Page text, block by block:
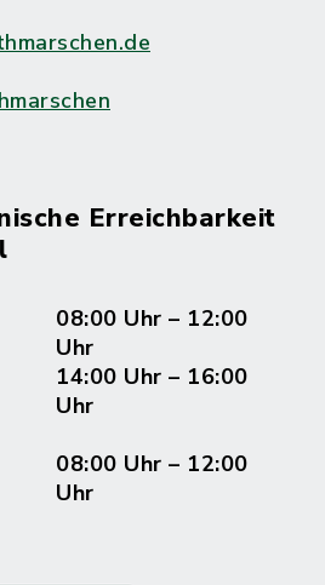
Erreichbarkeit
08:00 Uhr – 12:00
Uhr
14:00 Uhr – 16:00
Uhr
08:00 Uhr – 12:00
Uhr